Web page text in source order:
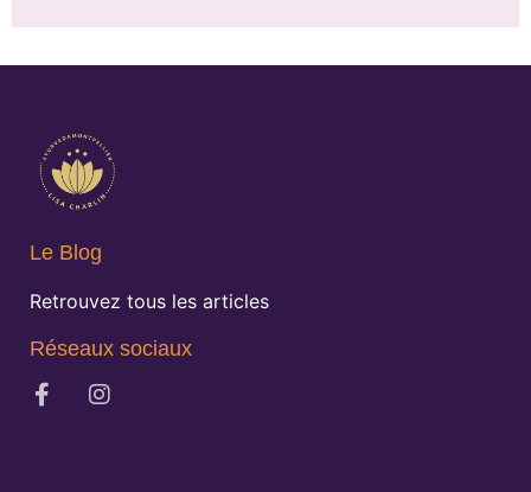
Le Blog
Retrouvez tous les articles
Réseaux sociaux